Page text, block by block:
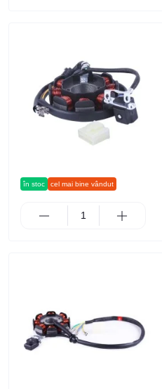
în stoc cel mai bine vândut